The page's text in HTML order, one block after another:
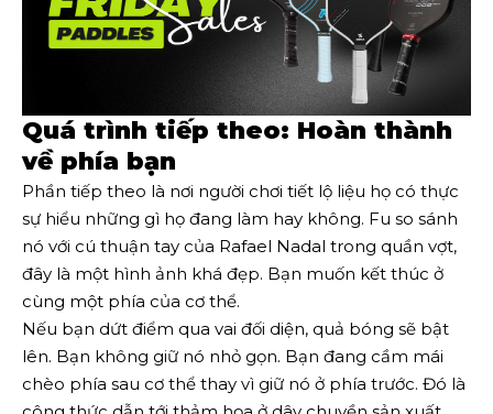
Quá trình tiếp theo: Hoàn thành
về phía bạn
Phần tiếp theo là nơi người chơi tiết lộ liệu họ có thực
sự hiểu những gì họ đang làm hay không. Fu so sánh
nó với cú thuận tay của Rafael Nadal trong quần vợt,
đây là một hình ảnh khá đẹp. Bạn muốn kết thúc ở
cùng một phía của cơ thể.
Nếu bạn dứt điểm qua vai đối diện, quả bóng sẽ bật
lên. Bạn không giữ nó nhỏ gọn. Bạn đang cầm mái
chèo phía sau cơ thể thay vì giữ nó ở phía trước. Đó là